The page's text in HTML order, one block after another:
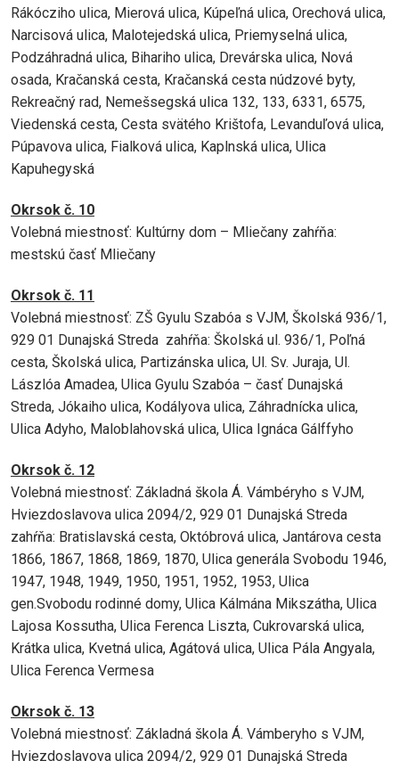
Rákócziho ulica, Mierová ulica, Kúpeľná ulica, Orechová ulica,
Narcisová ulica, Malotejedská ulica, Priemyselná ulica,
Podzáhradná ulica, Bihariho ulica, Drevárska ulica, Nová
osada, Kračanská cesta, Kračanská cesta núdzové byty,
Rekreačný rad, Nemešsegská ulica 132, 133, 6331, 6575,
Viedenská cesta, Cesta svätého Krištofa, Levanduľová ulica,
Púpavova ulica, Fialková ulica, Kaplnská ulica, Ulica
Kapuhegyská
Okrsok č. 10
Volebná miestnosť: Kultúrny dom – Mliečany zahŕňa:
mestskú časť Mliečany
Okrsok č. 11
Volebná miestnosť: ZŠ Gyulu Szabóa s VJM, Školská 936/1,
929 01 Dunajská Streda zahŕňa: Školská ul. 936/1, Poľná
cesta, Školská ulica, Partizánska ulica, Ul. Sv. Juraja, Ul.
Lászlóa Amadea, Ulica Gyulu Szabóa – časť Dunajská
Streda, Jókaiho ulica, Kodályova ulica, Záhradnícka ulica,
Ulica Adyho, Maloblahovská ulica, Ulica Ignáca Gálffyho
Okrsok č. 12
Volebná miestnosť: Základná škola Á. Vámbéryho s VJM,
Hviezdoslavova ulica 2094/2, 929 01 Dunajská Streda
zahŕňa: Bratislavská cesta, Októbrová ulica, Jantárova cesta
1866, 1867, 1868, 1869, 1870, Ulica generála Svobodu 1946,
1947, 1948, 1949, 1950, 1951, 1952, 1953, Ulica
gen.Svobodu rodinné domy, Ulica Kálmána Mikszátha, Ulica
Lajosa Kossutha, Ulica Ferenca Liszta, Cukrovarská ulica,
Krátka ulica, Kvetná ulica, Agátová ulica, Ulica Pála Angyala,
Ulica Ferenca Vermesa
Okrsok č. 13
Volebná miestnosť: Základná škola Á. Vámberyho s VJM,
Hviezdoslavova ulica 2094/2, 929 01 Dunajská Streda